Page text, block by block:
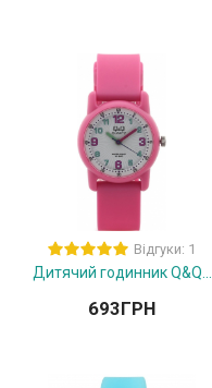
Відгуки: 1
Дитячий годинник Q&Q...
693ГРН